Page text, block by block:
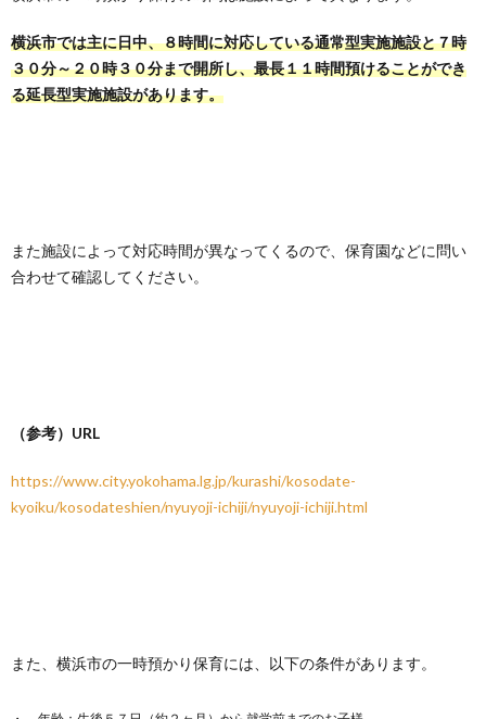
横浜市では主に日中、８時間に対応している通常型実施施設と７時
３０分～２０時３０分まで開所し、最長１１時間預けることができ
る延長型実施施設があります。
また施設によって対応時間が異なってくるので、保育園などに問い
合わせて確認してください。
（参考）URL
https://www.city.yokohama.lg.jp/kurashi/kosodate-
kyoiku/kosodateshien/nyuyoji-ichiji/nyuyoji-ichiji.html
また、横浜市の一時預かり保育には、以下の条件があります。